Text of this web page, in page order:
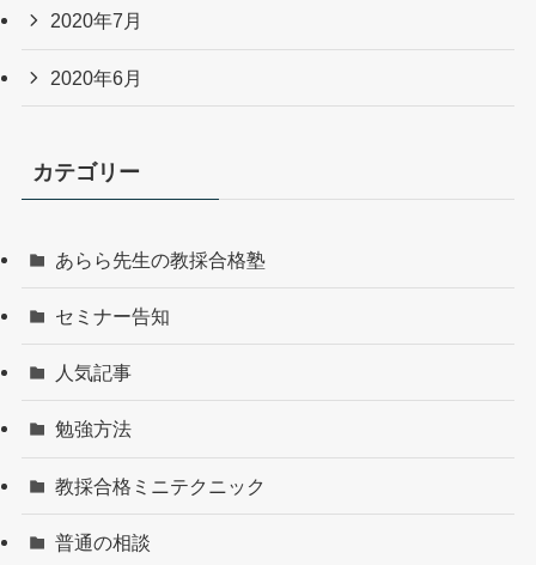
2020年7月
2020年6月
カテゴリー
あらら先生の教採合格塾
セミナー告知
人気記事
勉強方法
教採合格ミニテクニック
普通の相談